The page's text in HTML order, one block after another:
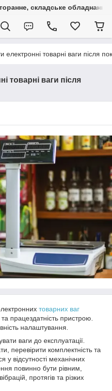
складське обладнання
електронні товарні ваги після
товарні ваги після
товарних ваг
працездатність пристрою.
налаштування.
ваги до експлуатації.
перевірити комплектність та
у відсутності механічних
повинно бути рівним,
протягів та різких